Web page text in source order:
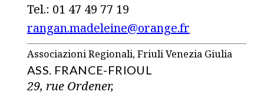
Tel.: 01 47 49 77 19
rangan.madeleine@orange.fr
Associazioni Regionali, Friuli Venezia Giulia
ASS. FRANCE-FRIOUL
29, rue Ordener,